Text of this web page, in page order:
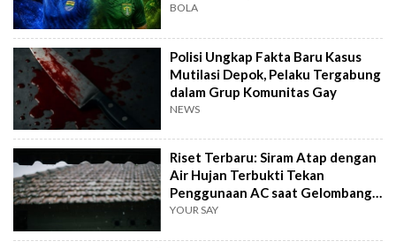
BOLA
Polisi Ungkap Fakta Baru Kasus
Mutilasi Depok, Pelaku Tergabung
dalam Grup Komunitas Gay
NEWS
Riset Terbaru: Siram Atap dengan
Air Hujan Terbukti Tekan
Penggunaan AC saat Gelombang
Panas
YOUR SAY